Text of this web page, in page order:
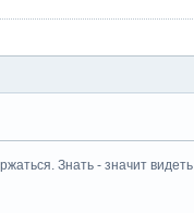
Знать - значит видеть